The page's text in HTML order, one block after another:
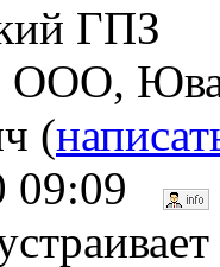
ГПЗ
(
09:09